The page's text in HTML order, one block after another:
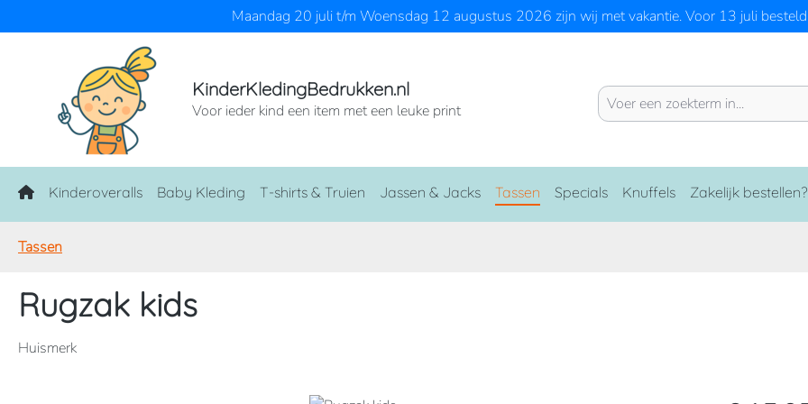
Maandag 20 juli t/m Woensdag 12 augustus 2026 zijn wij met vakantie. Voor 13 juli
KinderKledingBedrukken.nl
Voor ieder kind een item met een leuke print
Home
Kinderoveralls Baby Kleding T-shirts & Truien Jassen & Jacks Tassen Specials Knuffels Zakelijk bestellen?
Tassen
Rugzak kids
Huismerk